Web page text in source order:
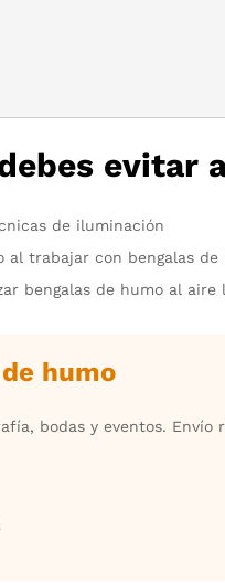
evitar
de iluminación
al trabajar con bengalas de
bengalas de humo al aire
humo
bodas y eventos. Envío